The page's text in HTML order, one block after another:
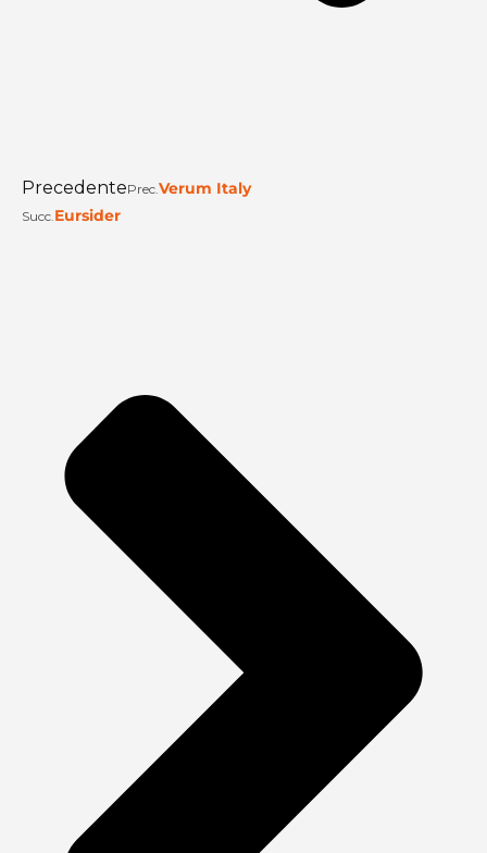
PrecedentePrec.Verum Italy
Succ.Eursider